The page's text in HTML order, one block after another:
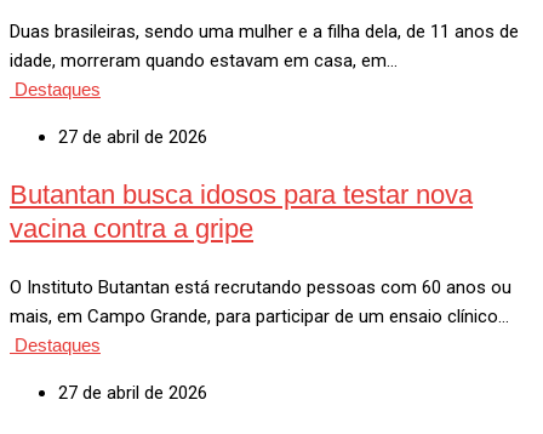
Duas brasileiras, sendo uma mulher e a filha dela, de 11 anos de
idade, morreram quando estavam em casa, em…
Destaques
27 de abril de 2026
Butantan busca idosos para testar nova
vacina contra a gripe
O Instituto Butantan está recrutando pessoas com 60 anos ou
mais, em Campo Grande, para participar de um ensaio clínico…
Destaques
27 de abril de 2026